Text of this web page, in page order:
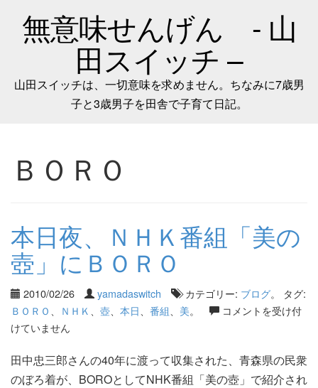
無意味せんげん - 山
田スイッチ –
山田スイッチは、一切意味を求めません。ちなみに7歳男
子と3歳男子を田舎で子育て日記。
ＢＯＲＯ
本日夜、ＮＨＫ番組「美の
壺」にＢＯＲＯ
2010/02/26 yamadaswitch カテゴリー: ブログ。 タグ:
ＢＯＲＯ
ＮＨＫ 壺 本日 番組 美。
コメントを受け付
けていません
田中忠三郎さんの40年に渡って収集された、青森県の民衆
のぼろ着が、BOROとしてNHK番組「美の壺」で紹介され